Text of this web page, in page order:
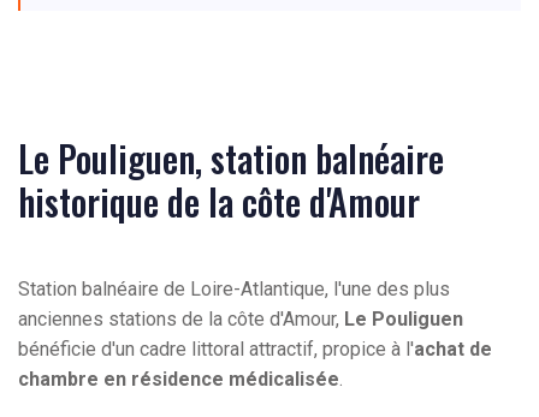
Le Pouliguen, station balnéaire
historique de la côte d'Amour
Station balnéaire de Loire-Atlantique, l'une des plus
anciennes stations de la côte d'Amour, Le Pouliguen
bénéficie d'un cadre littoral attractif, propice à l'achat de
chambre en résidence médicalisée.